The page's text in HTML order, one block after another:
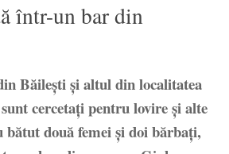
într-un bar din
Băileşti şi altul din localitatea
cercetaţi pentru lovire şi alte
bătut două femei şi doi bărbaţi,